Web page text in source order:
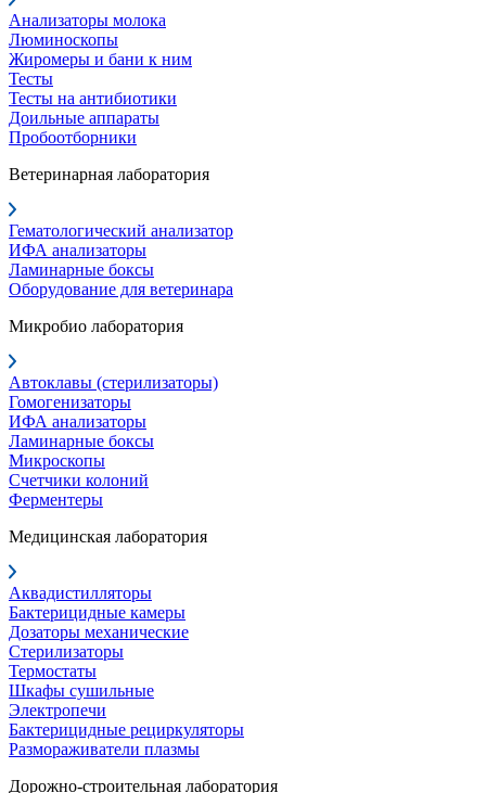
Анализаторы молока
Люминоскопы
Жиромеры и бани к ним
Тесты
Тесты на антибиотики
Доильные аппараты
Пробоотборники
Ветеринарная лаборатория
Гематологический анализатор
ИФА анализаторы
Ламинарные боксы
Оборудование для ветеринара
Микробио лаборатория
Автоклавы (стерилизаторы)
Гомогенизаторы
ИФА анализаторы
Ламинарные боксы
Микроскопы
Счетчики колоний
Ферментеры
Медицинская лаборатория
Аквадистилляторы
Бактерицидные камеры
Дозаторы механические
Стерилизаторы
Термостаты
Шкафы сушильные
Электропечи
Бактерицидные рециркуляторы
Размораживатели плазмы
Дорожно-строительная лаборатория